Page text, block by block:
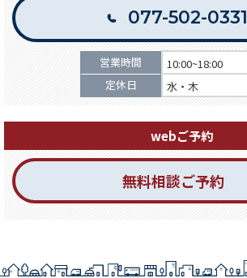
077-502-0331
営業時間
10:00~18:00
定休日
水・木
webご予約
無料相談ご予約